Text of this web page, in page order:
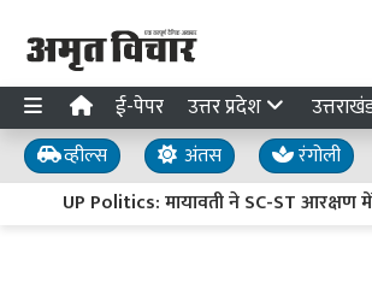
ई-पेपर उत्तर प्रदेश
व्हील्स अंतस रंगोली
UP Politics: मायावती ने SC-ST आरक्षण में